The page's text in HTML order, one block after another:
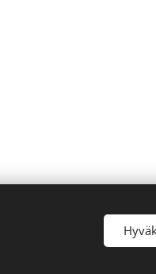
Art Studio, Sade Virtanen